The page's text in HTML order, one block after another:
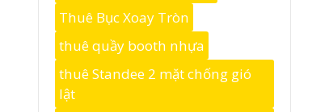
Thuê Bục Xoay Tròn
thuê quầy booth nhựa
thuê Standee 2 mặt chống gió
lật